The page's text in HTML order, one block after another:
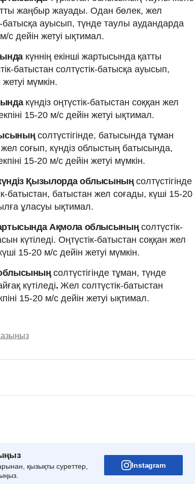
жаңбыр жауады. Одан бөлек, жел
батысқа ауысып, түнде таулы аудандарда
с дейін жетуі ықтимал.
күннің екінші жартысында қатты
батыстан солтүстік-батысқа ауысып,
мүмкін.
күндіз оңтүстік-батыстан соққан жел
15-20 м/с дейін жетуі ықтимал.
солтүстігінде, батысында тұман
жел соғып, күндіз облыстың батысында,
15-20 м/с дейін жетуі мүмкін.
Қызылорда облысыныңсолтүстігінде
батыстан, батыстан жел соғады, күші 15-20
ұласуы ықтимал.
Ақмола облысының солтүстік-
күтіледі. Оңтүстік-батыстан соққан жел
15-20 м/с дейін жетуі мүмкін.
облысыныңсолтүстігінде тұман, түнде
күтіледі. Жел солтүстік-батыстан
15-20 м/с дейін жетуі ықтимал.
қызықты суреттер,
Instagram